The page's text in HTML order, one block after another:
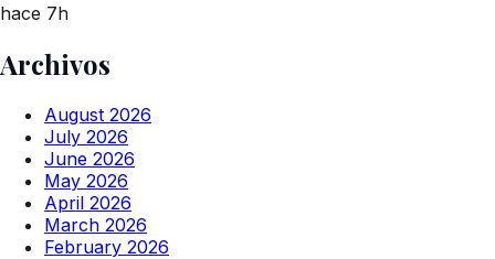
hace 7h
Archivos
August 2026
July 2026
June 2026
May 2026
April 2026
March 2026
February 2026